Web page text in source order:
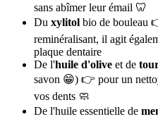
sans abîmer leur émail 🦷
Du xylitol bio de bouleau
reminéralisant, il agit
plaque dentaire
De l'huile d'olive et de
savon 😁) 👉 pour un
vos dents 🧼
De l'huile essentielle de